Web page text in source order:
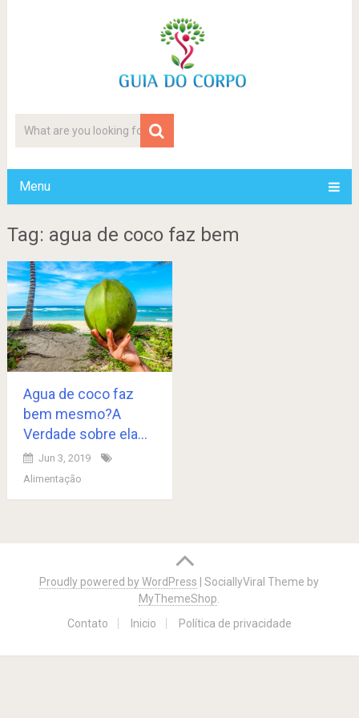
Menu
Tag: agua de coco faz bem
Agua de coco faz
bem mesmo?A
Verdade sobre ela…
Jun 3, 2019
Alimentação
navigation
Proudly powered by WordPress |SociallyViral Theme by
MyThemeShop
Contato
Inicio Política de privacidade